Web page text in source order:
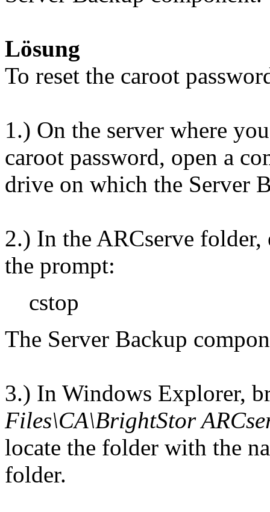
Lösung
To reset the caroot
1.) On the server where
caroot password, open a
drive on which the Server
2.) In the ARCserve
the prompt:
cstop
The Server Backup
3.) In Windows Explorer,
Files\CA\BrightStor
locate the folder with the
folder.